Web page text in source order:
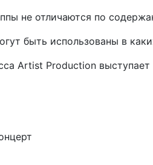
не отличаются по
быть использованы в
Artist Production выступает